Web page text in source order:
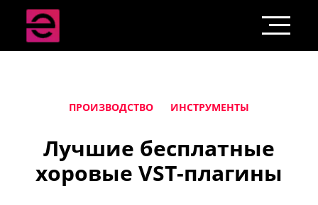
ПРОИЗВОДСТВО ИНСТРУМЕНТЫ
Лучшие бесплатные
хоровые VST-плагины